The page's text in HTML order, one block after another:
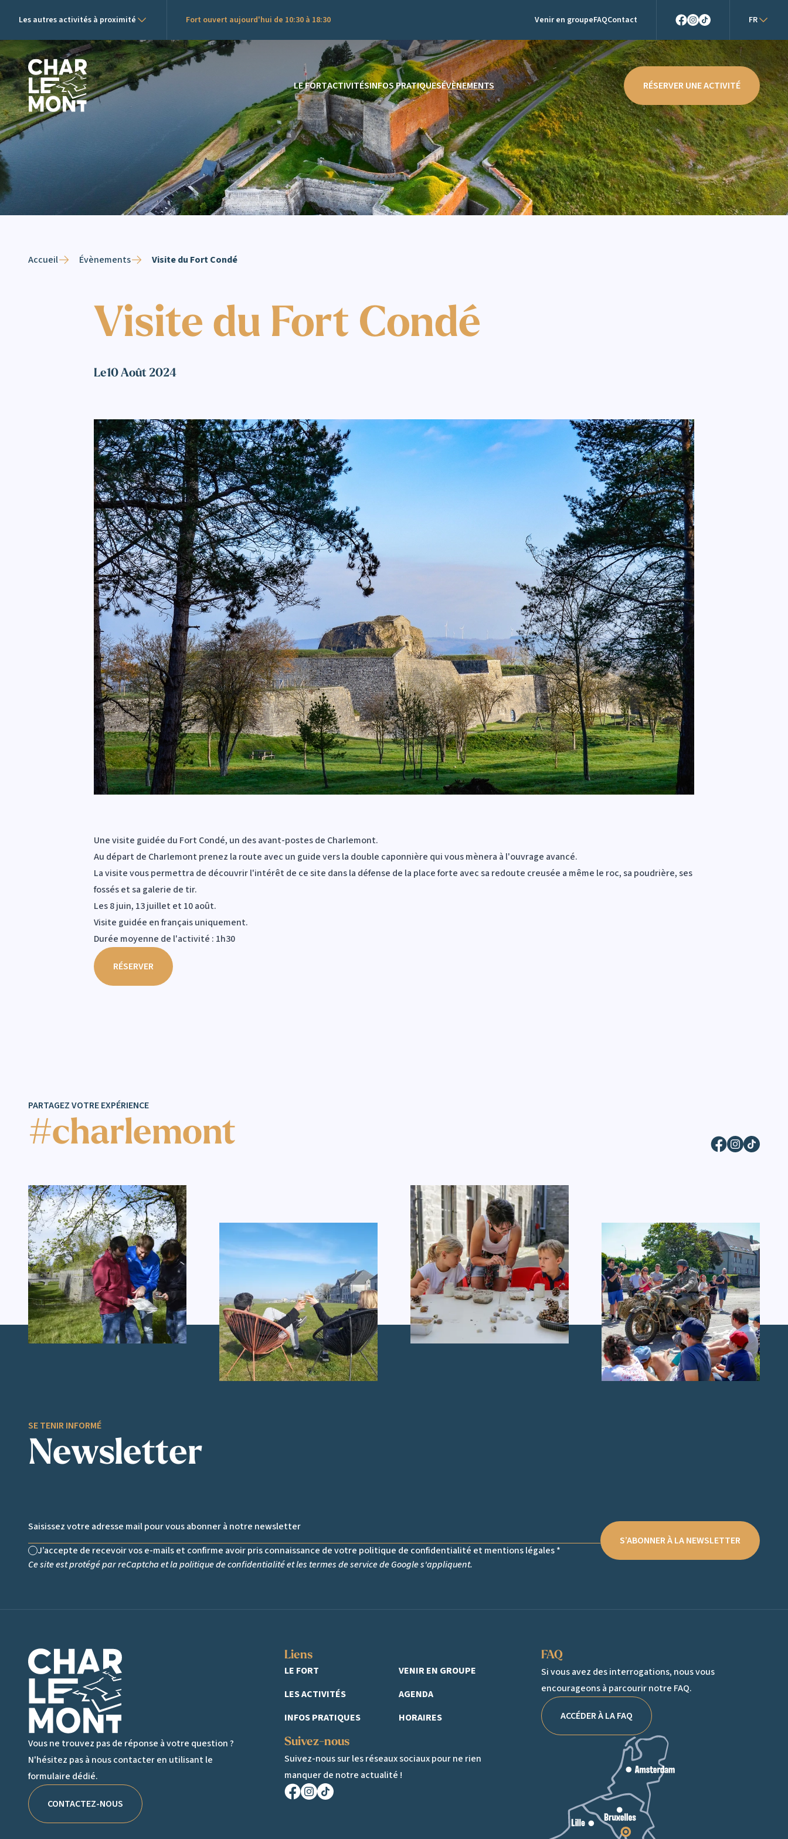
Les autres activités à proximité Fort ouvert aujourd'hui de 10:30 à 18:30 Venir en groupeFAQContact
FR
Logo de Charlemont
LE FORTACTIVITÉSINFOS PRATIQUESÉVÈNEMENTS RÉSERVER UNE ACTIVITÉ
Accueil Évènements Visite du Fort Condé
Visite du Fort Condé
Le10 Août 2024
Une visite guidée du Fort Condé, un des avant-postes de Charlemont.
Au départ de Charlemont prenez la route avec un guide vers la double caponnière qui vous mènera à l'ouvrage avancé.
La visite vous permettra de découvrir l'intérêt de ce site dans la défense de la place forte avec sa redoute creusée a même le roc, sa poudrière, ses
fossés et sa galerie de tir.
Les 8 juin, 13 juillet et 10 août.
Visite guidée en français uniquement.
Durée moyenne de l'activité : 1h30
RÉSERVER
PARTAGEZ VOTRE EXPÉRIENCE
#charlemont
SE TENIR INFORMÉ
Newsletter
Non cochée
J’accepte de recevoir vos e-mails et confirme avoir pris connaissance de votre politique de confidentialité et mentions légales *
Ce site est protégé par reCaptcha et lapolitique de confidentialitéet les termes de servicede Google s'appliquent.
S’ABONNER À LA NEWSLETTER
Logo de Charlemont
Vous ne trouvez pas de réponse à votre question ?
N'hésitez pas à nous contacter en utilisant le
formulaire dédié.
CONTACTEZ-NOUS
Liens
LE FORT
LES ACTIVITÉS
INFOS PRATIQUES
VENIR EN GROUPE
AGENDA
HORAIRES
Suivez-nous
Suivez-nous sur les réseaux sociaux pour ne rien
manquer de notre actualité !
FAQ
Si vous avez des interrogations, nous vous
encourageons à parcourir notre FAQ.
ACCÉDER À LA FAQ